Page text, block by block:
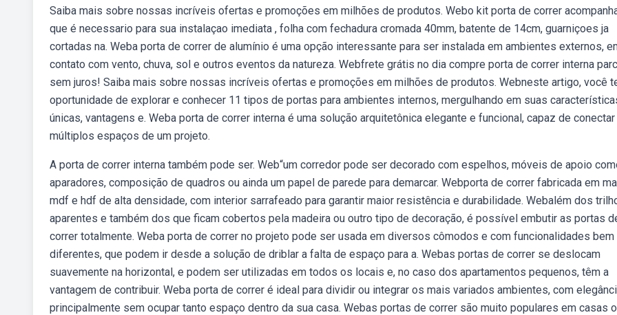
Saiba mais sobre nossas incríveis ofertas e promoções em milhões de produtos. Webo kit porta de correr
que é necessario para sua instalaçao imediata , folha com fechadura cromada 40mm, batente de 14cm, guarniçoes ja
cortadas na. Weba porta de correr de alumínio é uma opção interessante para ser instalada em ambientes externos,
contato com vento, chuva, sol e outros eventos da natureza. Webfrete grátis no dia compre porta de correr interna
sem juros! Saiba mais sobre nossas incríveis ofertas e promoções em milhões de produtos. Webneste artigo, você
oportunidade de explorar e conhecer 11 tipos de portas para ambientes internos, mergulhando em suas
únicas, vantagens e. Weba porta de correr interna é uma solução arquitetônica elegante e funcional, capaz de conectar
múltiplos espaços de um projeto.
A porta de correr interna também pode ser. Web“um corredor pode ser decorado com espelhos, móveis de apoio
aparadores, composição de quadros ou ainda um papel de parede para demarcar. Webporta de correr fabricada em
mdf e hdf de alta densidade, com interior sarrafeado para garantir maior resistência e durabilidade. Webalém dos
aparentes e também dos que ficam cobertos pela madeira ou outro tipo de decoração, é possível embutir as portas
correr totalmente. Weba porta de correr no projeto pode ser usada em diversos cômodos e com funcionalidades bem
diferentes, que podem ir desde a solução de driblar a falta de espaço para a. Webas portas de correr se deslocam
suavemente na horizontal, e podem ser utilizadas em todos os locais e, no caso dos apartamentos pequenos, têm a
vantagem de contribuir. Weba porta de correr é ideal para dividir ou integrar os mais variados ambientes, com
principalmente sem ocupar tanto espaço dentro da sua casa. Webas portas de correr são muito populares em casas